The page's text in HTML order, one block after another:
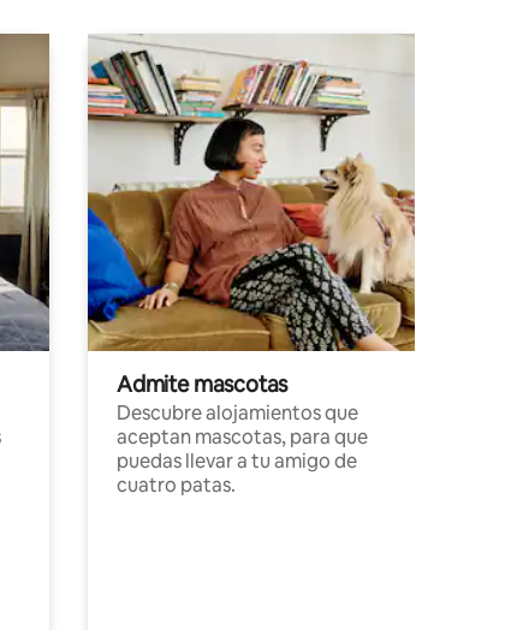
Admite mascotas
Descubre alojamientos que
aceptan mascotas, para que
puedas llevar a tu amigo de
cuatro patas.